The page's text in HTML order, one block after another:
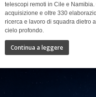
telescopi remoti in Cile e
acquisizione e oltre 330
ricerca e lavoro di squadra dietro
cielo profondo.
Continua a leggere